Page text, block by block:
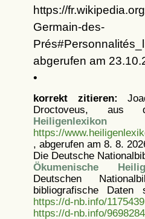
https://
Germain-des-
abgerufen am
•
korrekt zitieren:
Droctoveus, aus
Heiligenlexikon
https://
, abgerufen am 8. 8.
Die Deutsche
Ökumenische
Deutschen
bibliografische
https://d-nb.info/
https://d-nb.info/